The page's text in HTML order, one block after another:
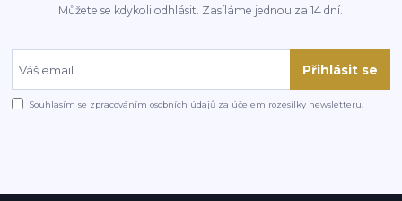
Můžete se kdykoli odhlásit. Zasíláme jednou za 14 dní.
Přihlásit se
Souhlasím se zpracováním osobních údajů za účelem rozesílky newsletteru.